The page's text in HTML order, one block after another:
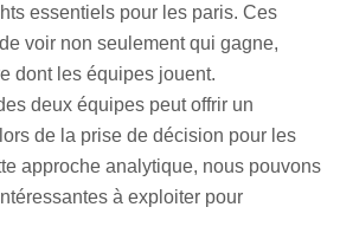
essentiels pour les paris. Ces
voir non seulement qui gagne,
dont les équipes jouent.
deux équipes peut offrir un
de la prise de décision pour les
approche analytique, nous pouvons
à exploiter pour